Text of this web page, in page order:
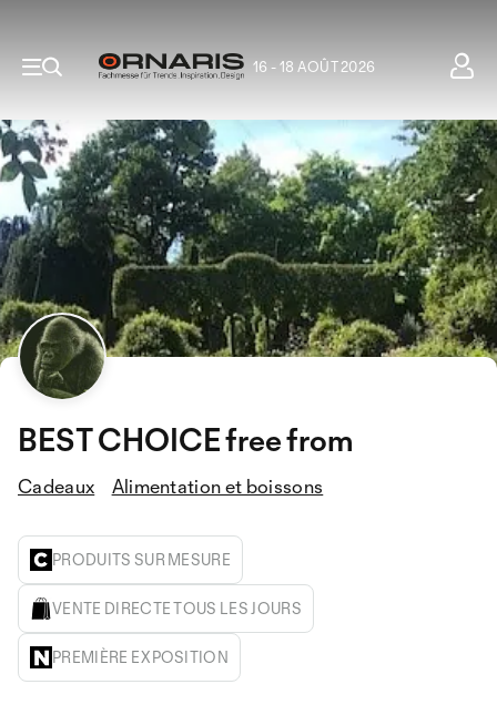
16 - 18 AOÛT 2026
BEST CHOICE free from
Cadeaux Alimentation et boissons
PRODUITS SUR MESURE
VENTE DIRECTE TOUS LES JOURS
PREMIÈRE EXPOSITION